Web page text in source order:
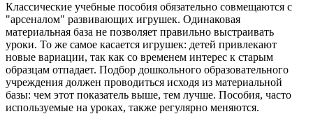
Классические учебные пособия обязательно совмещаются с
"арсеналом" развивающих игрушек. Одинаковая
материальная база не позволяет правильно выстраивать
уроки. То же самое касается игрушек: детей привлекают
новые вариации, так как со временем интерес к старым
образцам отпадает. Подбор дошкольного образовательного
учреждения должен проводиться исходя из материальной
базы: чем этот показатель выше, тем лучше. Пособия, часто
используемые на уроках, также регулярно меняются.